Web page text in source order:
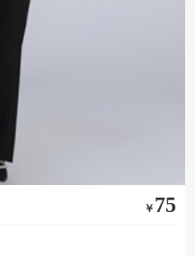
￥ 75